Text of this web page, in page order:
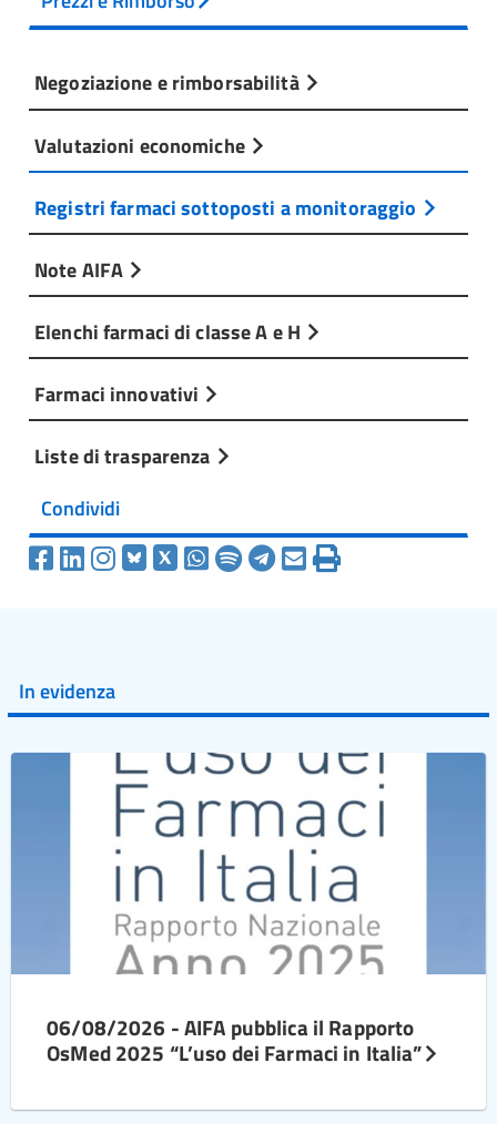
Negoziazione e rimborsabilità
Valutazioni economiche
Registri farmaci sottoposti a monitoraggio
Note AIFA
Elenchi farmaci di classe A e H
Farmaci innovativi
Liste di trasparenza
Condividi
In evidenza
06/08/2026 - AIFA pubblica il Rapporto
OsMed 2025 “L’uso dei Farmaci in Italia”